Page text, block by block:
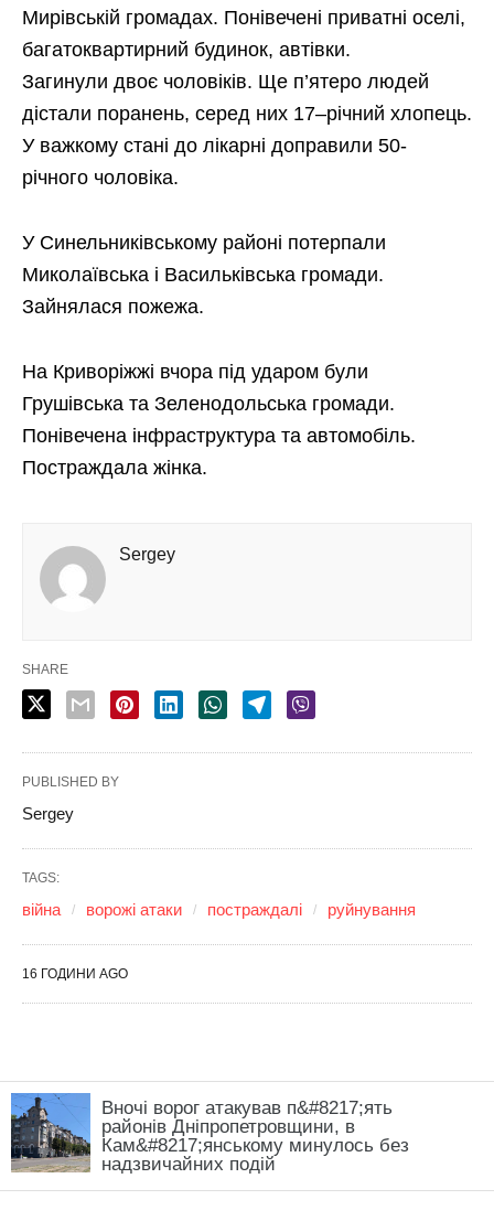
Вночі ворог атакував п&#8217;ять
районів Дніпропетровщини, в
Кам&#8217;янському минулось без
надзвичайних подій